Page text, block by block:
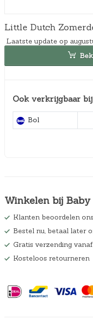
Little Dutch
Laatste update op
Ook verkrijgbaar bij
Bol
Winkelen bij Baby
Klanten beoordelen
Bestel nu, betaal later
Gratis verzending
Kosteloos retourneren